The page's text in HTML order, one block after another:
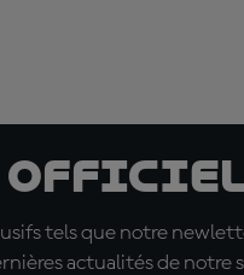
tels que notre
actualités de notre